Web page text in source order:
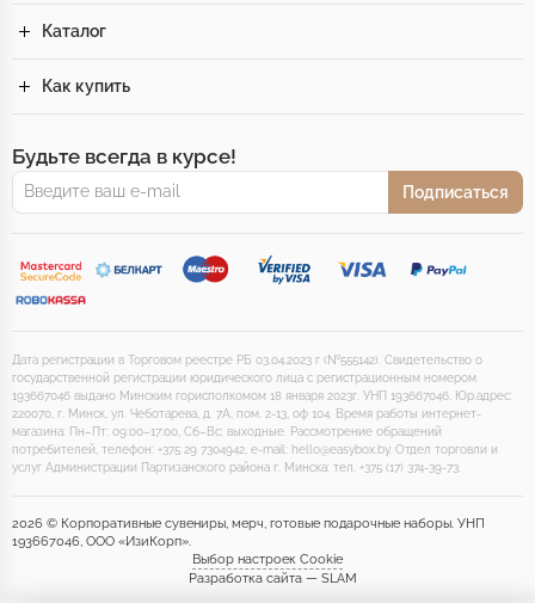
Каталог
Как купить
Будьте всегда в курсе!
Подписаться
Дата регистрации в Торговом реестре РБ 03.04.2023 г (№555142). Свидетельство о
государственной регистрации юридического лица с регистрационным номером
193667046 выдано Минским горисполкомом 18 января 2023г. УНП 193667046. Юр.адрес:
220070, г. Минск, ул. Чеботарева, д. 7А, пом. 2-13, оф 104. Время работы интернет-
магазина: Пн–Пт: 09:00–17:00, Сб–Вс: выходные. Рассмотрение обращений
потребителей, телефон: +375 29 7304942, e-mail: hello@easybox.by. Отдел торговли и
услуг Администрации Партизанского района г. Минска: тел. +375 (17) 374-39-73.
2026 © Корпоративные сувениры, мерч, готовые подарочные наборы. УНП
193667046, ООО «ИзиКорп».
Выбор настроек Cookie
Разработка сайта — SLAM